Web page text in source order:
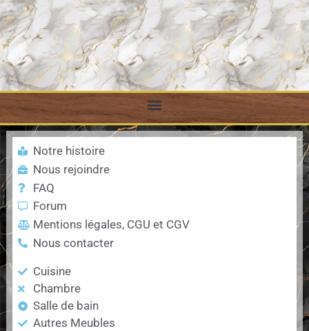
Notre histoire
Nous rejoindre
FAQ
Forum
Mentions légales, CGU et CGV
Nous contacter
Cuisine
Chambre
Salle de bain
Autres Meubles